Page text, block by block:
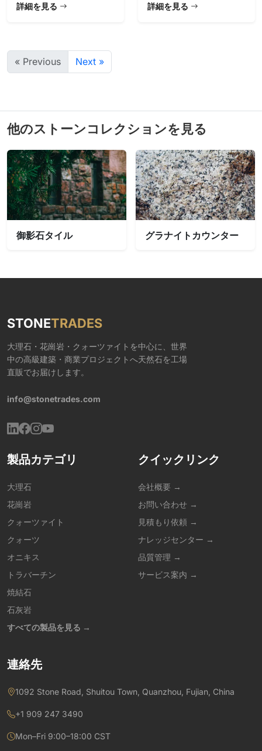
詳細を見る 詳細を見る
« Previous Next »
他のストーンコレクションを見る
御影石タイル グラナイトカウンター
STONETRADES
大理石・花崗岩・クォーツァイトを中心に、世界
中の高級建築・商業プロジェクトへ天然石を工場
直販でお届けします。
info@stonetrades.com
製品カテゴリ
大理石
花崗岩
クォーツァイト
クォーツ
オニキス
トラバーチン
焼結石
石灰岩
すべての製品を見る →
クイックリンク
会社概要 →
お問い合わせ →
見積もり依頼 →
ナレッジセンター →
品質管理 →
サービス案内 →
連絡先
1092 Stone Road, Shuitou Town, Quanzhou, Fujian, China
+1 909 247 3490
Mon–Fri 9:00–18:00 CST